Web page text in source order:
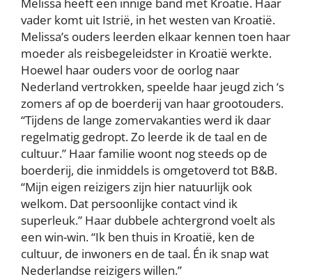
vader komt uit Istrië, in het westen van Kroatië.
Melissa’s ouders leerden elkaar kennen toen haar
moeder als reisbegeleidster in Kroatië werkte.
Hoewel haar ouders voor de oorlog naar
Nederland vertrokken, speelde haar jeugd zich ‘s
zomers af op de boerderij van haar grootouders.
“Tijdens de lange zomervakanties werd ik daar
regelmatig gedropt. Zo leerde ik de taal en de
cultuur.” Haar familie woont nog steeds op de
boerderij, die inmiddels is omgetoverd tot B&B.
“Mijn eigen reizigers zijn hier natuurlijk ook
welkom. Dat persoonlijke contact vind ik
superleuk.” Haar dubbele achtergrond voelt als
een win-win. “Ik ben thuis in Kroatië, ken de
cultuur, de inwoners en de taal. Én ik snap wat
Nederlandse reizigers willen.”